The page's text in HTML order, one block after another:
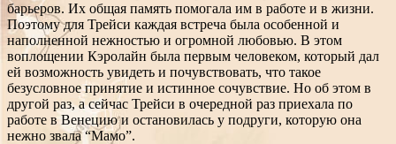
барьеров. Их общая память помогала им в работе и в жизни.
Поэтому для Трейси каждая встреча была особенной и
наполненной нежностью и огромной любовью. В этом
воплощении Кэролайн была первым человеком, который дал
ей возможность увидеть и почувствовать, что такое
безусловное принятие и истинное сочувствие. Но об этом в
другой раз, а сейчас Трейси в очередной раз приехала по
работе в Венецию и остановилась у подруги, которую она
нежно звала “Мамо”.